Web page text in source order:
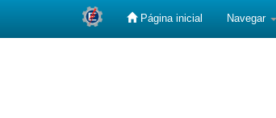
Página inicial Navegar